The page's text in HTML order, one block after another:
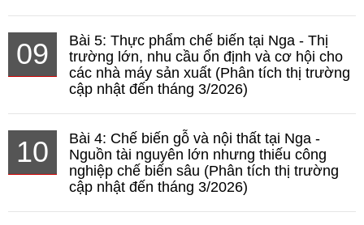
09
Bài 5: Thực phẩm chế biến tại Nga - Thị
trường lớn, nhu cầu ổn định và cơ hội cho
các nhà máy sản xuất (Phân tích thị trường
cập nhật đến tháng 3/2026)
10
Bài 4: Chế biến gỗ và nội thất tại Nga -
Nguồn tài nguyên lớn nhưng thiếu công
nghiệp chế biến sâu (Phân tích thị trường
cập nhật đến tháng 3/2026)